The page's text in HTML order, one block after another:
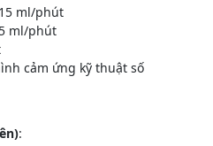
ml/phút
ml/phút
cảm ứng kỹ thuật số
: